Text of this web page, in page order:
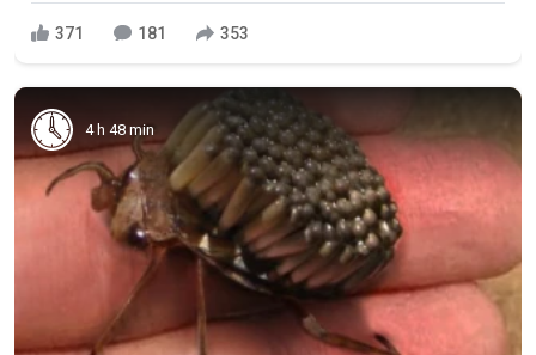
371 181 353
4 h 48 min